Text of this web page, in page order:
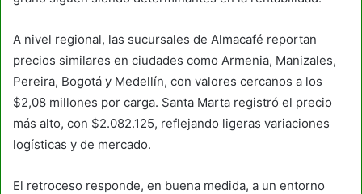
A nivel regional, las sucursales de Almacafé reportan
precios similares en ciudades como Armenia, Manizales,
Pereira, Bogotá y Medellín, con valores cercanos a los
$2,08 millones por carga. Santa Marta registró el precio
más alto, con $2.082.125, reflejando ligeras variaciones
logísticas y de mercado.
El retroceso responde, en buena medida, a un entorno